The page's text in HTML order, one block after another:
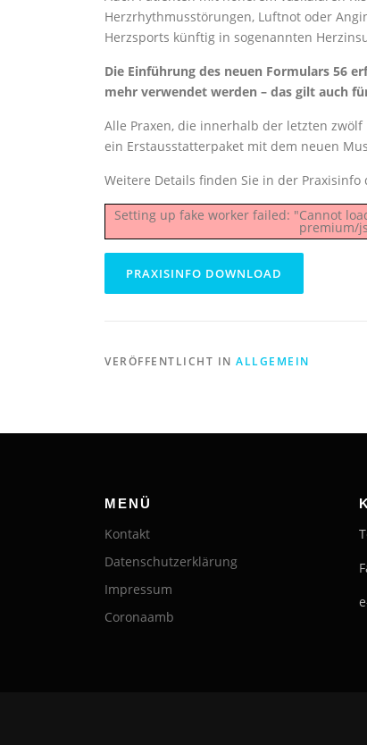
Herzrhythmusstörungen, Luftnot oder
Herzsports künftig in sogenannten
Die Einführung des neuen Formulars 56
mehr verwendet werden – das gilt auch
Alle Praxen, die innerhalb der letzten
ein Erstausstatterpaket mit dem neuen
Weitere Details finden Sie in der Praxisinfo
Setting up fake worker failed: "Cannot
premium/
PRAXISINFO DOWNLOAD
VERÖFFENTLICHT IN ALLGEMEIN
MENÜ
Kontakt
Datenschutzerklärung
Impressum
Coronaamb